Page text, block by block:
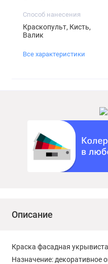
Способ нанесения
Краскопульт, Кисть,
Валик
Все характеристики
Описание
Краска фасадная
Назначение: декоративное